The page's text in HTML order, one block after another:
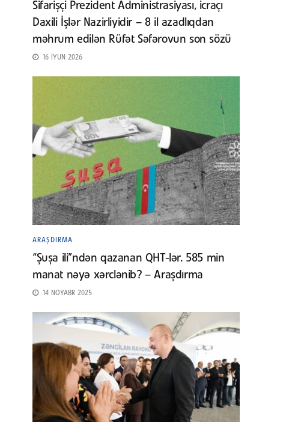
Sifarişçi Prezident Administrasiyası, icraçı
Daxili İşlər Nazirliyidir – 8 il azadlıqdan
məhrum edilən Rüfət Səfərovun son sözü
16 İYUN 2026
ARAŞDIRMA
“Şuşa ili”ndən qazanan QHT-lər. 585 min
manat nəyə xərclənib? – Araşdırma
14 NOYABR 2025